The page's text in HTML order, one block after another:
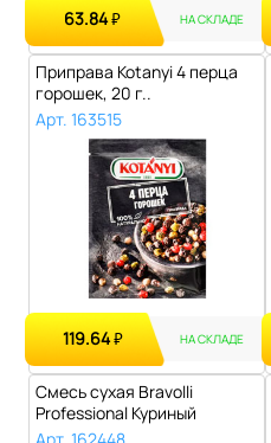
63.84₽ НА СКЛАДЕ
Приправа Kotanyi 4 перца
горошек, 20 г..
Арт. 163515
119.64₽ НА СКЛАДЕ
Смесь сухая Bravolli
Professional Куриный
бульон, 2 кг..